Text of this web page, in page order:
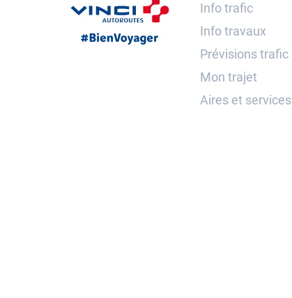
Info trafic
Info travaux
Prévisions trafic
Mon trajet
Aires et services